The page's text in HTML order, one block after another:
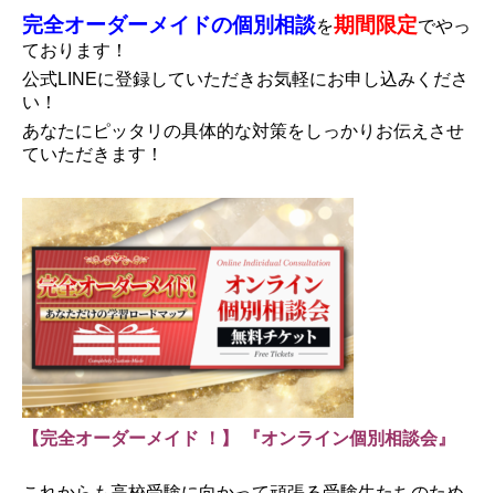
完全オーダーメイドの個別相談を期間限定でやっ
ております！
公式LINEに登録していただきお気軽にお申し込みくださ
い！
あなたにピッタリの具体的な対策をしっかりお伝えさせ
ていただきます！
【完全オーダーメイド ！】 『オンライン個別相談会』